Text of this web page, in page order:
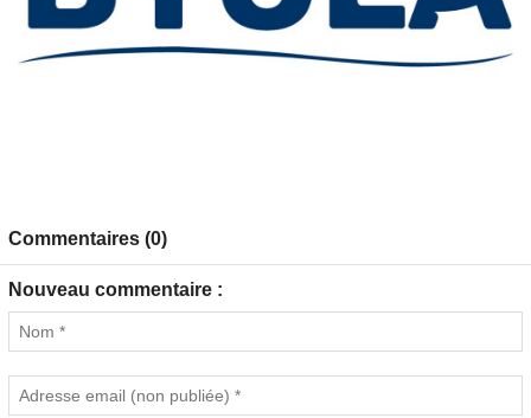
Commentaires (0)
Nouveau commentaire :